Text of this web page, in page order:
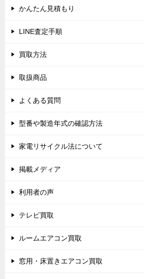
シ かんたん見積もり
LINE査定手順
買取方法
取扱商品
よくある質問
型番や製造年式の確認方法
家電リサイクル法について
掲載メディア
利用者の声
テレビ買取
ルームエアコン買取
窓用・床置きエアコン買取